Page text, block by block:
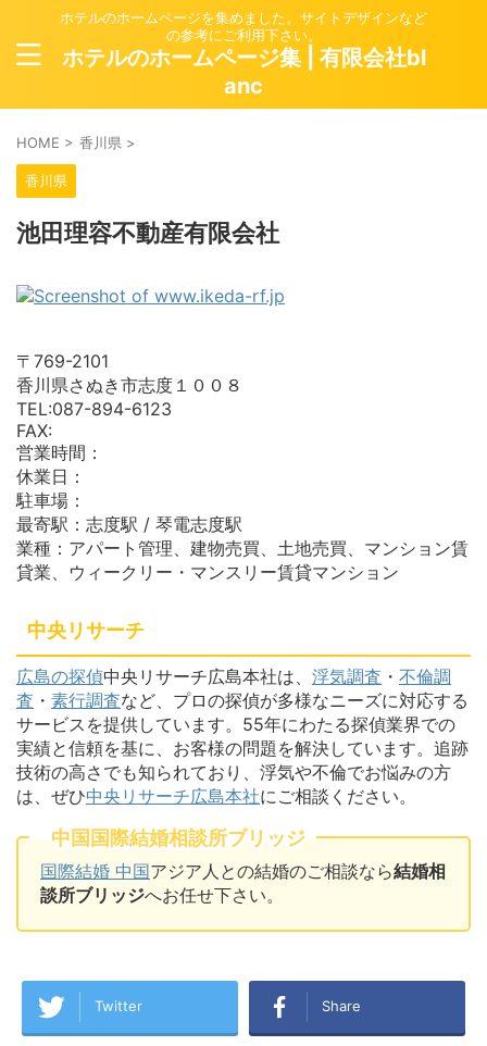
ホテルのホームページを集めました。サイトデザインなど
の参考にご利用下さい。
ホテルのホームページ集 | 有限会社bl
anc
HOME > 香川県 >
香川県
池田理容不動産有限会社
〒769-2101
香川県さぬき市志度１００８
TEL:087-894-6123
FAX:
営業時間：
休業日：
駐車場：
最寄駅：志度駅 / 琴電志度駅
業種：アパート管理、建物売買、土地売買、マンション賃
貸業、ウィークリー・マンスリー賃貸マンション
中央リサーチ
広島の探偵中央リサーチ広島本社は、 浮気調査 ・ 不倫調
査 ・ 素行調査など、プロの探偵が多様なニーズに対応する
サービスを提供しています。55年にわたる探偵業界での
実績と信頼を基に、お客様の問題を解決しています。追跡
技術の高さでも知られており、浮気や不倫でお悩みの方
は、ぜひ中央リサーチ広島本社にご相談ください。
中国国際結婚相談所ブリッジ
国際結婚 中国アジア人との結婚のご相談なら結婚相
談所ブリッジへお任せ下さい。
Twitter Share